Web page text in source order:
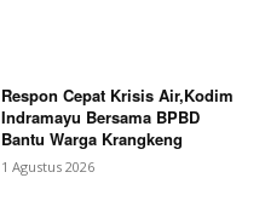
Respon Cepat Krisis Air,Kodim
Indramayu Bersama BPBD
Bantu Warga Krangkeng
1 Agustus 2026